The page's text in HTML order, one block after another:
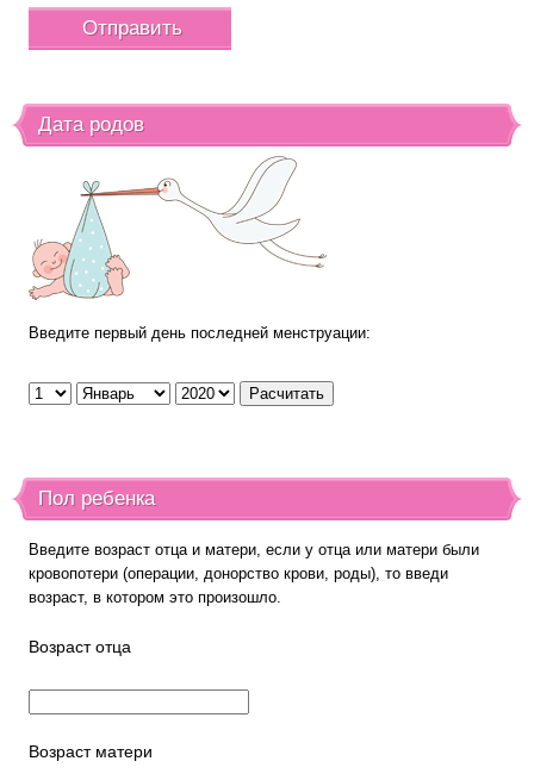
Дата родов
Введите первый день последней менструации:
Пол ребенка
Введите возраст отца и матери, если у отца или матери были
кровопотери (операции, донорство крови, роды), то введи
возраст, в котором это произошло.
Возраст отца
Возраст матери